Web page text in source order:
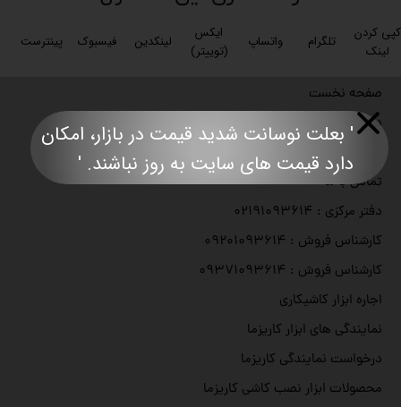
کپی کردن
لینک
تلگرام واتساپ
ایکس
(توییتر)
لینکدین فیسبوک پینترست
صفحه نخست
درباره با ما
مجوزهای رسمی کاریزما
تماس با ما
دفتر مرکزی : ۰۲۱۹۱۰۹۳۶۱۴
کارشناس فروش : ۰۹۲۰۱۰۹۳۶۱۴
کارشناس فروش : ۰۹۳۷۱۰۹۳۶۱۴
اجاره ابزار کاشیکاری
نمایندگی های ابزار کاریزما
درخواست نمایندگی کاریزما
محصولات ابزار نصب کاشی کاریزما
' بعلت نوسانت شدید قیمت در بازار، امکان
دارد قیمت های سایت به روز نباشند. '​​​​​​​​​​​​​​